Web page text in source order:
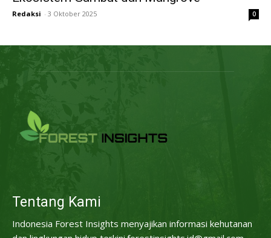
Redaksi - 3 Oktober 2025 0
Tentang Kami
Indonesia Forest Insights menyajikan informasi kehutanan